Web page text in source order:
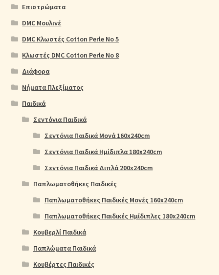
Επιστρώματα
DMC Μουλινέ
DMC Κλωστές Cotton Perle No 5
Κλωστές DMC Cotton Perle No 8
Διάφορα
Νήματα Πλεξίματος
Παιδικά
Σεντόνια Παιδικά
Σεντόνια Παιδικά Μονά 160x240cm
Σεντόνια Παιδικά Ημίδιπλα 180x240cm
Σεντόνια Παιδικά Διπλά 200x240cm
Παπλωματοθήκες Παιδικές
Παπλωματοθήκες Παιδικές Μονές 160x240cm
Παπλωματοθήκες Παιδικές Ημίδιπλες 180x240cm
Κουβερλί Παιδικά
Παπλώματα Παιδικά
Κουβέρτες Παιδικές